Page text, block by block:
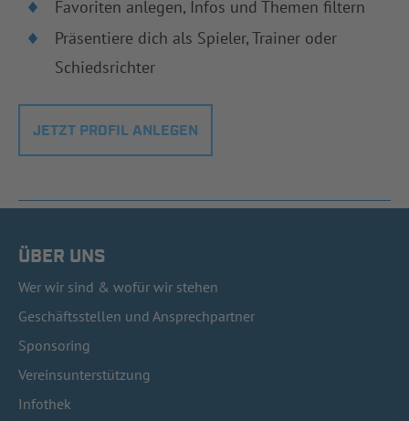
Favoriten anlegen, Infos und Themen filtern
Präsentiere dich als Spieler, Trainer oder
Schiedsrichter
JETZT PROFIL ANLEGEN
ÜBER UNS
Wer wir sind & wofür wir stehen
Geschäftsstellen und Ansprechpartner
Sponsoring
Vereinsunterstützung
Infothek